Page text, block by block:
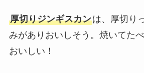
厚切りジンギスカンは、厚切り
みがありおいしそう。焼いてた
おいしい！